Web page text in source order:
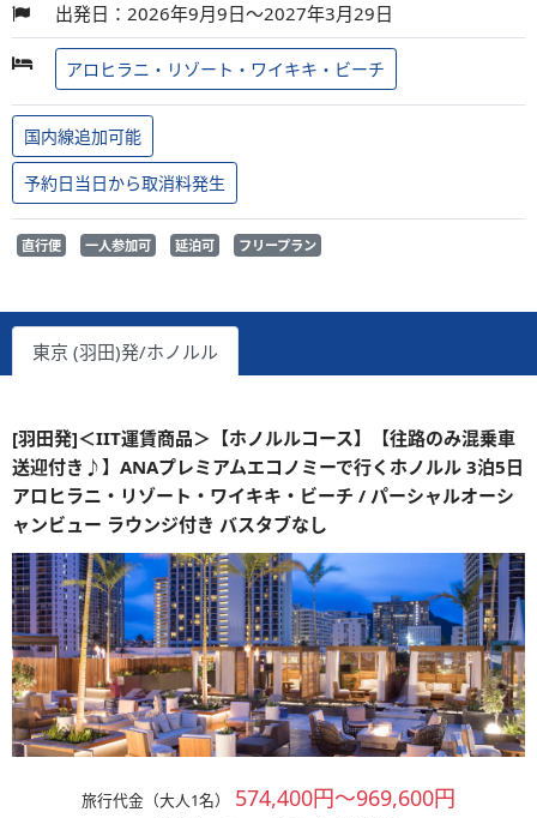
出発日：2026年9月9日～2027年3月29日
アロヒラニ・リゾート・ワイキキ・ビーチ
国内線追加可能
予約日当日から取消料発生
直行便 一人参加可 延泊可 フリープラン
東京 (羽田)発/ホノルル
[羽田発]＜IIT運賃商品＞【ホノルルコース】【往路のみ混乗車
送迎付き♪】ANAプレミアムエコノミーで行くホノルル 3泊5日
アロヒラニ・リゾート・ワイキキ・ビーチ / パーシャルオーシ
ャンビュー ラウンジ付き バスタブなし
旅行代金（大人1名） 574,400円～969,600円